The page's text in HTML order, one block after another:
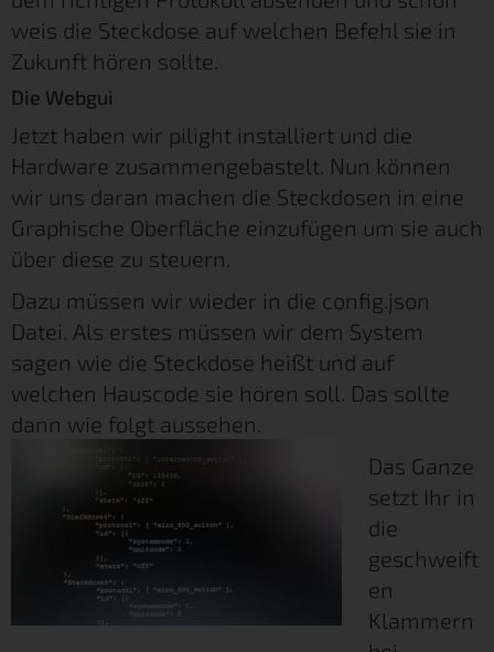
weis die Steckdose auf welchen Befehl sie in
Zukunft hören sollte.
Die Webgui
Jetzt haben wir pilight installiert und die
Hardware zusammengebastelt. Nun können
wir uns daran machen die Steckdosen in eine
Graphische Oberfläche einzufügen um sie auch
über diese zu steuern.
Dazu müssen wir wieder in die config.json
Datei. Als erstes müssen wir dem System
sagen wie die Steckdose heißt und auf
welchen Hauscode sie hören soll. Das sollte
dann wie folgt aussehen.
Das Ganze
setzt Ihr in
die
geschweift
en
Klammern